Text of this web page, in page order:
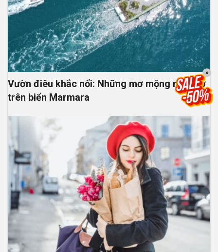
Vườn điêu khắc nổi: Những mơ mộng nên thơ
trên biển Marmara
×